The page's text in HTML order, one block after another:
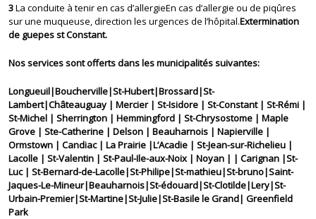
3La conduite à tenir en cas d’allergieEn cas d’allergie ou de piqûres
sur une muqueuse, direction les urgences de l’hôpital.Extermination
de guepes st Constant.
Nos services sont offerts dans les municipalités suivantes:
Longueuil|Boucherville|St-Hubert|Brossard|St-
Lambert|Châteauguay | Mercier | St-Isidore | St-Constant | St-Rémi |
St-Michel | Sherrington | Hemmingford | St-Chrysostome | Maple
Grove | Ste-Catherine | Delson | Beauharnois | Napierville |
Ormstown | Candiac | La Prairie |L’Acadie | St-Jean-sur-Richelieu |
Lacolle | St-Valentin | St-Paul-Ile-aux-Noix | Noyan | | Carignan |St-
Luc | St-Bernard-de-Lacolle|St-Philipe|St-mathieu|St-bruno|Saint-
Jaques-Le-Mineur|Beauharnois|St-édouard|St-Clotilde|Lery|St-
Urbain-Premier|St-Martine|St-Julie|St-Basile le Grand| Greenfield
Park